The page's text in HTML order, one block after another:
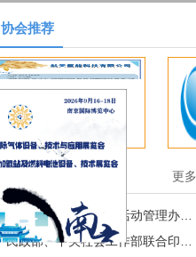
协会推荐
更多
《社会组织评比表彰活动管理办法》解读
民政部、中央社会工作部联合印发《社会组织评比表彰活动管理办法》